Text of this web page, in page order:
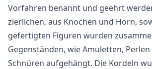
Vorfahren benannt und geehrt
zierlichen, aus Knochen und Horn,
gefertigten Figuren wurden
Gegenständen, wie Amuletten,
Schnüren aufgehängt. Die Kordeln